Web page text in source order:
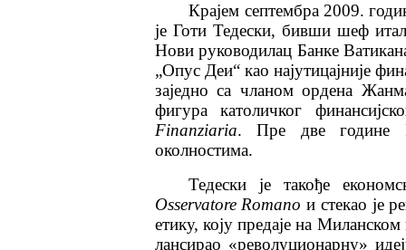
Крајем септембра 2009.
је Готи Тедески, бивши шеф
Нови руководилац Банке
„Опус Деи“ као најутицајније
заједно са чланом ордена
фигура католичког
Finanziaria. Пре две године
околностима.
Тедески је такође
Osservatore Romano и стекао је
етику, коју предаје на
лансирао «револуционарну»